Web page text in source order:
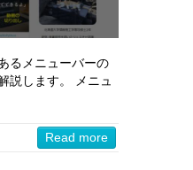
るメニューバーの
説します。 メニュ
Read more